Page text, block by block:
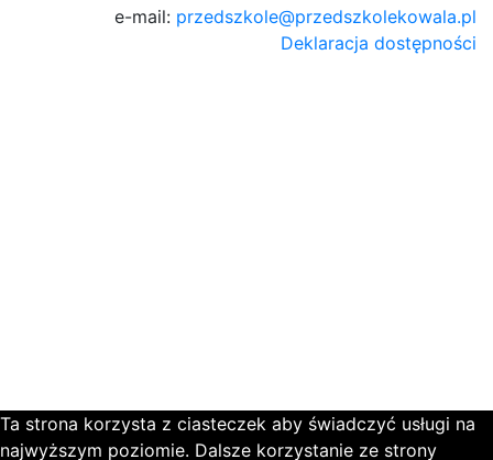
e-mail: przedszkole@przedszkolekowala.pl
Deklaracja dostępności
Ta strona korzysta z ciasteczek aby świadczyć usługi na
najwyższym poziomie. Dalsze korzystanie ze strony